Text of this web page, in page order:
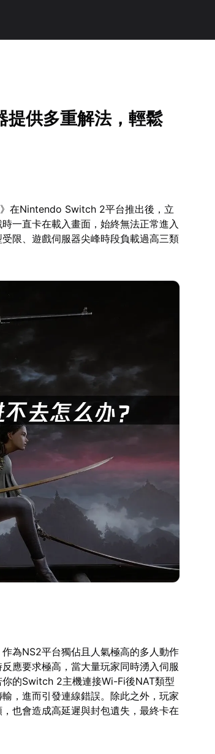
提供多重解法，輕鬆
在Nintendo Switch 2平台推出後，立
一直卡在載入畫面，始終無法正常進入
限、遊戲伺服器尖峰時段負載過高三類
為NS2平台獨佔且人氣極高的多人動作
應要求極高，當大量玩家同時湧入伺服
的Switch 2主機連接Wi-Fi後NAT類型
，進而引發連線錯誤。除此之外，玩家
也會造成高延遲與封包遺失，最終卡在